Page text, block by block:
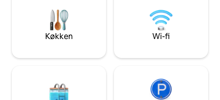
Dobbeltseng + sovesofa 1 voksen. /eller
Køkken Wi-fi